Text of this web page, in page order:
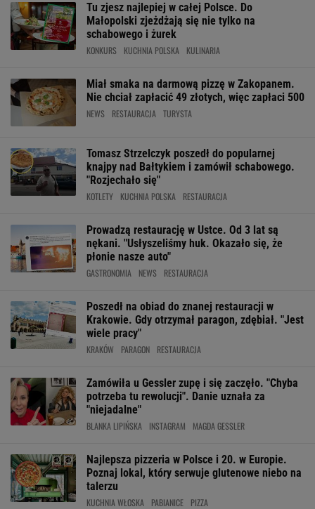
Tu zjesz najlepiej w całej Polsce. Do
Małopolski zjeżdżają się nie tylko na
schabowego i żurek
KONKURS KUCHNIA POLSKA KULINARIA
Miał smaka na darmową pizzę w Zakopanem.
Nie chciał zapłacić 49 złotych, więc zapłaci 500
NEWS RESTAURACJA TURYSTA
Tomasz Strzelczyk poszedł do popularnej
knajpy nad Bałtykiem i zamówił schabowego.
"Rozjechało się"
KOTLETY KUCHNIA POLSKA RESTAURACJA
Prowadzą restaurację w Ustce. Od 3 lat są
nękani. "Usłyszeliśmy huk. Okazało się, że
płonie nasze auto"
GASTRONOMIA NEWS RESTAURACJA
Poszedł na obiad do znanej restauracji w
Krakowie. Gdy otrzymał paragon, zdębiał. "Jest
wiele pracy"
KRAKÓW PARAGON RESTAURACJA
Zamówiła u Gessler zupę i się zaczęło. "Chyba
potrzeba tu rewolucji". Danie uznała za
"niejadalne"
BLANKA LIPIŃSKA INSTAGRAM MAGDA GESSLER
Najlepsza pizzeria w Polsce i 20. w Europie.
Poznaj lokal, który serwuje glutenowe niebo na
talerzu
KUCHNIA WŁOSKA PABIANICE PIZZA